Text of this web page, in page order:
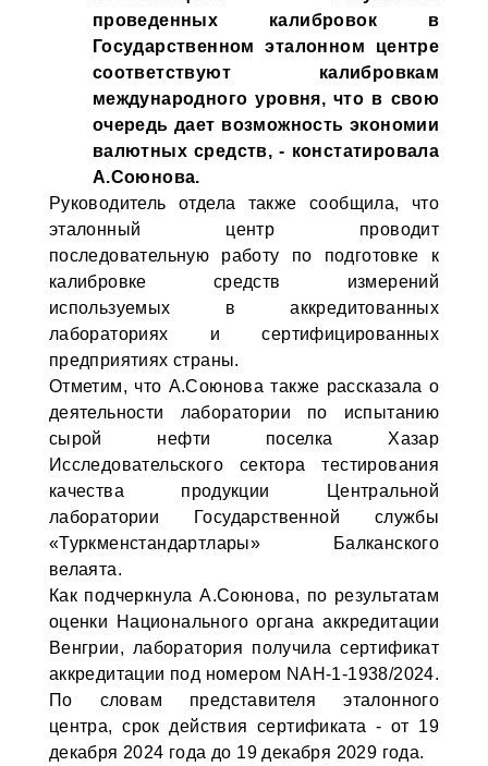
проведенных калибровок в
Государственном эталонном центре
соответствуют калибровкам
международного уровня, что в свою
очередь дает возможность экономии
валютных средств, - констатировала
А.Союнова.
Руководитель отдела также сообщила, что
эталонный центр проводит
последовательную работу по подготовке к
калибровке средств измерений
используемых в аккредитованных
лабораториях и сертифицированных
предприятиях страны.
Отметим, что А.Союнова также рассказала о
деятельности лаборатории по испытанию
сырой нефти поселка Хазар
Исследовательского сектора тестирования
качества продукции Центральной
лаборатории Государственной службы
«Туркменстандартлары» Балканского
велаята.
Как подчеркнула А.Союнова, по результатам
оценки Национального органа аккредитации
Венгрии, лаборатория получила сертификат
аккредитации под номером NAH-1-1938/2024.
По словам представителя эталонного
центра, срок действия сертификата - от 19
декабря 2024 года до 19 декабря 2029 года.